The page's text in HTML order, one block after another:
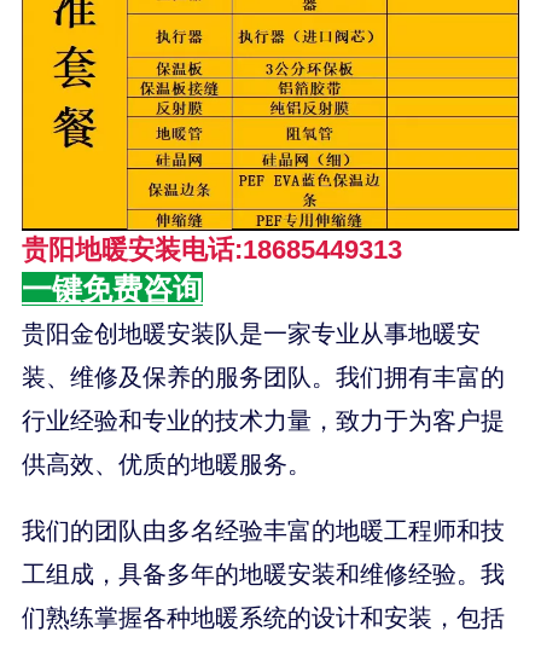
贵阳地暖安装电话:18685449313
一键免费咨询
贵阳金创地暖安装队是一家专业从事地暖安
装、维修及保养的服务团队。我们拥有丰富的
行业经验和专业的技术力量，致力于为客户提
供高效、优质的地暖服务。
我们的团队由多名经验丰富的地暖工程师和技
工组成，具备多年的地暖安装和维修经验。我
们熟练掌握各种地暖系统的设计和安装，包括